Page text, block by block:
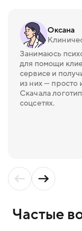
Оксана
Занимаюсь
для помощи
сервисе и
из них — просто
Скачала
соцсетях.
Частые